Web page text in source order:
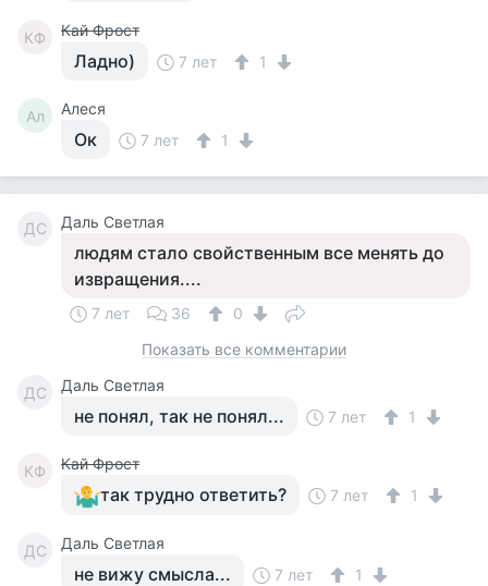
КФ Кай Фрост
Ладно) 7 лет 1
Ал Алеся
Ок 7 лет 1
ДС Даль Светлая
людям стало свойственным все менять до
извращения....
7 лет 36
0
Показать все комментарии
ДС Даль Светлая
не понял, так не понял... 7 лет 1
КФ Кай Фрост
так трудно ответить? 7 лет 1
ДС Даль Светлая
не вижу смысла... 7 лет 1